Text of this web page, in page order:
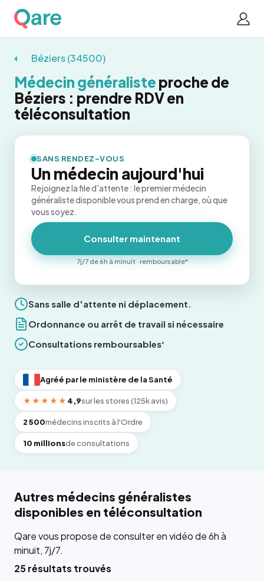
Béziers (34500)
Médecin généraliste proche de
Béziers : prendre RDV en
téléconsultation
Sans salle d'attente ni déplacement.
Ordonnance ou arrêt de travail si nécessaire
Consultations remboursables*
Agréé par le ministère de la Santé
★★★★★ 4,9sur les stores (125k avis)
2 500médecins inscrits à l'Ordre
10 millionsde consultations
SANS RENDEZ-VOUS
Un médecin aujourd'hui
Rejoignez la file d'attente : le premier médecin
généraliste disponible vous prend en charge, où que
vous soyez.
Consulter maintenant
7j/7 de 6h à minuit · remboursable*
Autres médecins généralistes
disponibles en téléconsultation
Qare vous propose de consulter en vidéo de 6h à
minuit, 7j/7.
25 résultats trouvés